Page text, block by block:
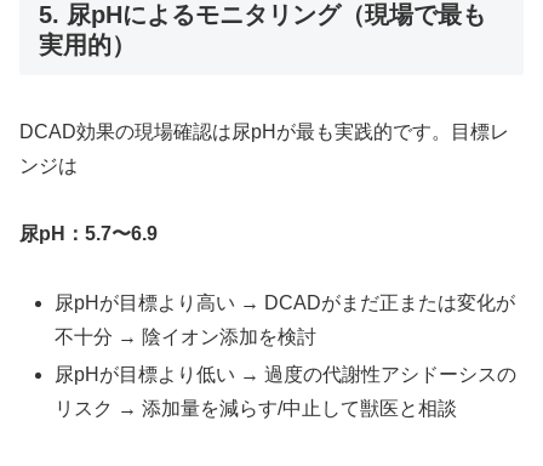
5. 尿pHによるモニタリング（現場で最も
実用的）
DCAD効果の現場確認は尿pHが最も実践的です。目標レ
ンジは
尿pH：5.7〜6.9
尿pHが目標より高い → DCADがまだ正または変化が
不十分 → 陰イオン添加を検討
尿pHが目標より低い → 過度の代謝性アシドーシスの
リスク → 添加量を減らす/中止して獣医と相談